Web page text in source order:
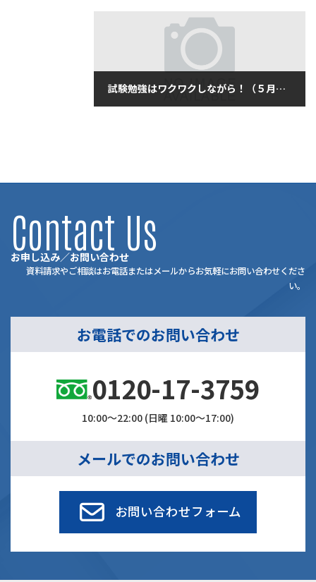
試験勉強はワクワクしながら！（５月７日火曜日）
お申し込み／お問い合わせ
Contact Us
資料請求やご相談はお電話またはメールからお気軽にお問い合わせくださ
い。
お電話でのお問い合わせ
0120-17-3759
10:00～22:00 (日曜 10:00～17:00)
メールでのお問い合わせ
お問い合わせフォーム